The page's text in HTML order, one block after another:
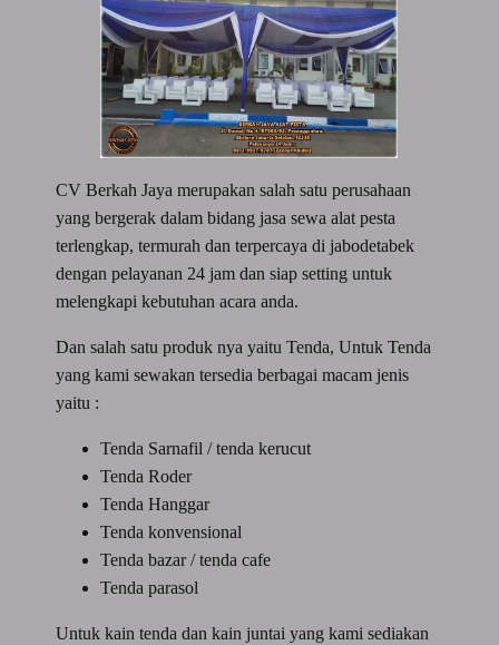
CV Berkah Jaya merupakan salah satu perusahaan
yang bergerak dalam bidang jasa sewa alat pesta
terlengkap, termurah dan terpercaya di jabodetabek
dengan pelayanan 24 jam dan siap setting untuk
melengkapi kebutuhan acara anda.
Dan salah satu produk nya yaitu Tenda, Untuk Tenda
yang kami sewakan tersedia berbagai macam jenis
yaitu :
Tenda Sarnafil / tenda kerucut
Tenda Roder
Tenda Hanggar
Tenda konvensional
Tenda bazar / tenda cafe
Tenda parasol
Untuk kain tenda dan kain juntai yang kami sediakan